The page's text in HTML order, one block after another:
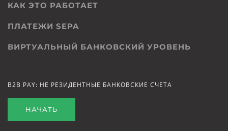
КАК ЭТО РАБОТАЕТ
ПЛАТЕЖИ SEPA
ВИРТУАЛЬНЫЙ БАНКОВСКИЙ УРОВЕНЬ
B2B PAY: НЕ РЕЗИДЕНТНЫЕ БАНКОВСКИЕ СЧЕТА
НАЧАТЬ